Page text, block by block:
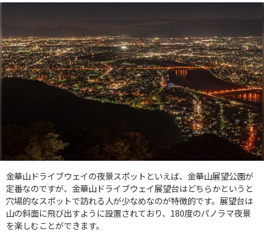
金華山ドライブウェイの夜景スポットといえば、金華山展望公園が
定番なのですが、金華山ドライブウェイ展望台はどちらかというと
穴場的なスポットで訪れる人が少なめなのが特徴的です。展望台は
山の斜面に飛び出すように設置されており、180度のパノラマ夜景
を楽しむことができます。